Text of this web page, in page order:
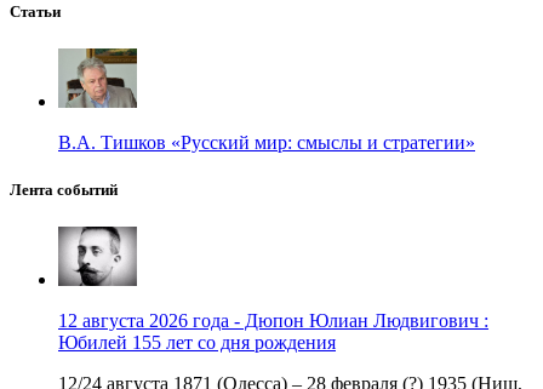
Статьи
В.А. Тишков «Русский мир: смыслы и стратегии»
Лента событий
12 августа 2026 года - Дюпон Юлиан Людвигович :
Юбилей 155 лет со дня рождения
12/24 августа 1871 (Одесса) – 28 февраля (?) 1935 (Ниш,